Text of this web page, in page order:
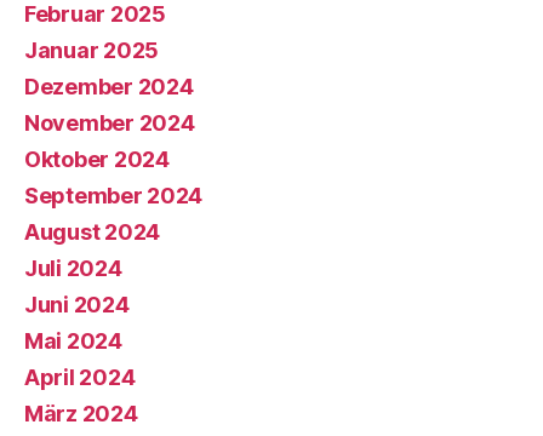
Februar 2025
Januar 2025
Dezember 2024
November 2024
Oktober 2024
September 2024
August 2024
Juli 2024
Juni 2024
Mai 2024
April 2024
März 2024